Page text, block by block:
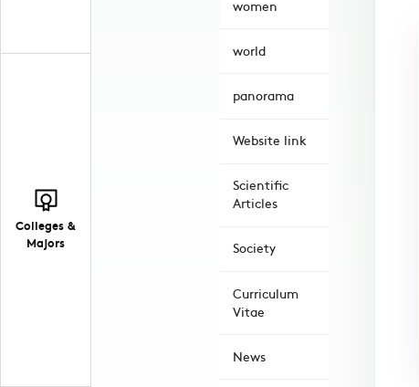
Colleges &
Majors
women
world
panorama
Website link
Scientific
Articles
Society
Curriculum
Vitae
News